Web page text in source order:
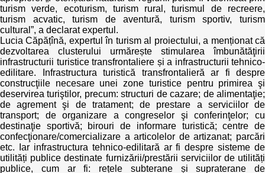
turism verde, ecoturism, turism rural, turismul de recreere,
turism acvatic, turism de aventură, turism sportiv, turism
cultural”, a declarat expertul.
Lucia Căpățînă, expertul în turism al proiectului, a menționat că
dezvoltarea clusterului urmărește stimularea îmbunătăţirii
infrastructurii turistice transfrontaliere și a infrastructurii tehnico-
edilitare. Infrastructura turistică transfrontalieră ar fi despre
construcţiile necesare unei zone turistice pentru primirea şi
deservirea turiştilor, precum: structuri de cazare; de alimentaţie;
de agrement şi de tratament; de prestare a serviciilor de
transport; de organizare a congreselor şi conferinţelor; cu
destinaţie sportivă; birouri de informare turistică; centre de
confecţionare/comercializare a articolelor de artizanat; parcări
etc. Iar infrastructura tehnico-edilitară ar fi despre sisteme de
utilități publice destinate furnizării/prestării serviciilor de utilități
publice, cum ar fi: rețele subterane și supraterane de